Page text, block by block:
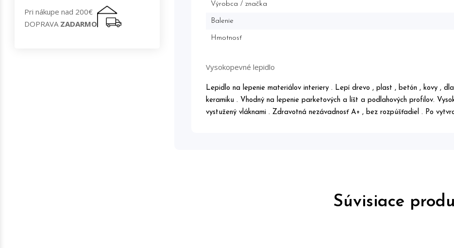
Pri nákupe nad 200€
DOPRAVA ZADARMO
Výrobca / značka
Balenie
Hmotnosť
Vysokopevné lepidlo
Lepidlo na lepenie materiálov interiery . Lepí drevo , plast , betón , kovy ,
keramiku . Vhodný na lepenie parketových a líšt a podlahových profilov.
vystužený vláknami . Zdravotná nezávadnosť A+ , bez rozpúšťadiel . Po
Súvisiace